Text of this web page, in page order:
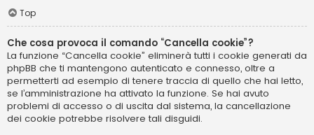
Top
Che cosa provoca il comando “Cancella cookie”?
La funzione “Cancella cookie” eliminerà tutti i cookie generati da
phpBB che ti mantengono autenticato e connesso, oltre a
permetterti ad esempio di tenere traccia di quello che hai letto,
se l’amministrazione ha attivato la funzione. Se hai avuto
problemi di accesso o di uscita dal sistema, la cancellazione
dei cookie potrebbe risolvere tali disguidi.